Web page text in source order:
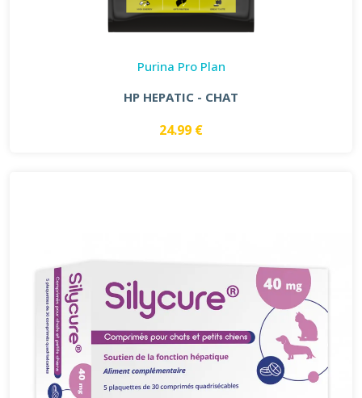
Purina Pro Plan
HP HEPATIC - CHAT
24.99 €